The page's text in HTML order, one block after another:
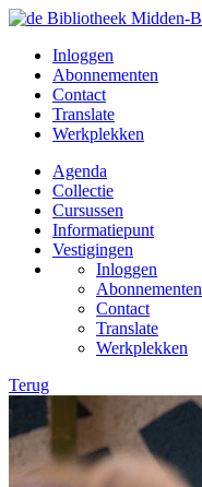
Inloggen
Abonnementen
Contact
Translate
Werkplekken
Agenda
Collectie
Cursussen
Informatiepunt
Vestigingen
Inloggen
Abonnementen
Contact
Translate
Werkplekken
Terug